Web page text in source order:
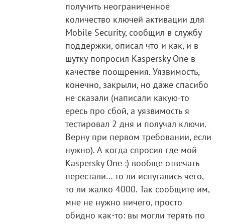
получить неограниченное
количество ключей активации для
Mobile Security, сообщил в службу
поддержки, описал что и как, и в
шутку попросил Kaspersky One в
качестве поощрения. Уязвимость,
конечно, закрыли, но даже спасибо
не сказали (написали какую-то
ересь про сбой, а уязвимость я
тестировал 2 дня и получал ключи.
Верну при первом требовании, если
нужно). А когда спросил где мой
Kaspersky One :) вообще отвечать
перестали… то ли испугались чего,
то ли жалко 4000. Так сообщите им,
мне не нужно ничего, просто
обидно как-то: вы могли терять по